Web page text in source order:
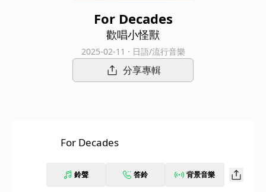
For Decades
歡唱小怪獸
2025-02-11 · 日語/流行音樂
分享專輯
For Decades
鈴聲 答鈴 背景音樂